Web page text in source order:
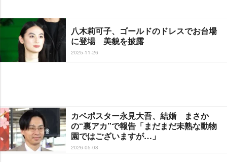
八木莉可子、ゴールドのドレスでお台場
に登場 美貌を披露
2025-11-26
カベポスター永見大吾、結婚 まさか
の“裏アカ”で報告「まだまだ未熟な動物
園ではございますが…」
2026-05-08